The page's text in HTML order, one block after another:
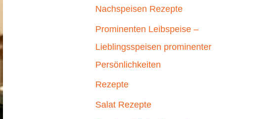
Nachspeisen Rezepte
Prominenten Leibspeise –
Lieblingsspeisen prominenter
Persönlichkeiten
Rezepte
Salat Rezepte